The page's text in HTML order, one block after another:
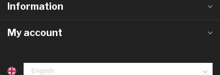
Information
My account